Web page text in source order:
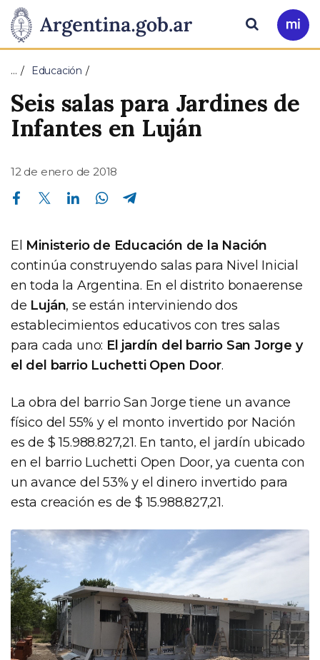
Presidencia
de
la
Nación
Pasar al contenido principal
Ir
a
Buscar
… Educación
Seis salas para Jardines de
Infantes en Luján
12 de enero de 2018
Compartir en Facebook Compartir en Twitter Compartir en Linkedin Compartir en Whatsapp
El Ministerio de Educación de la Nación
continúa construyendo salas para Nivel Inicial
en toda la Argentina. En el distrito bonaerense
de Luján, se están interviniendo dos
establecimientos educativos con tres salas
para cada uno: El jardín del barrio San Jorge y
el del barrio Luchetti Open Door.
La obra del barrio San Jorge tiene un avance
físico del 55% y el monto invertido por Nación
es de $ 15.988.827,21. En tanto, el jardín ubicado
en el barrio Luchetti Open Door, ya cuenta con
un avance del 53% y el dinero invertido para
esta creación es de $ 15.988.827,21.